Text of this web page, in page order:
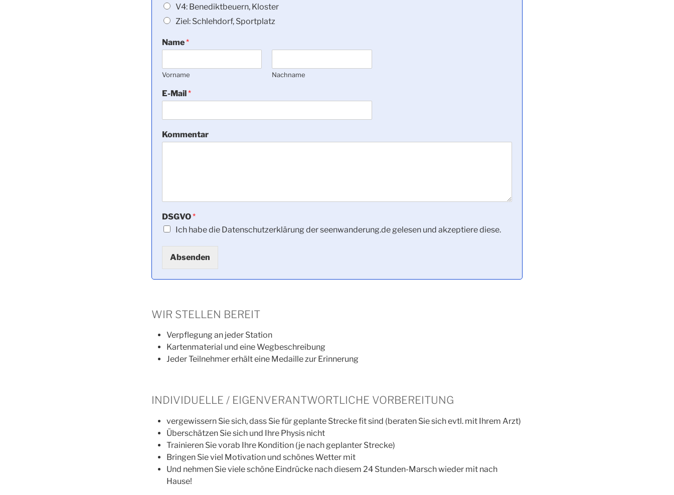
V4: Benediktbeuern, Kloster
Ziel: Schlehdorf, Sportplatz
Name*
Vorname Nachname
E-Mail*
Kommentar
DSGVO*
Ich habe die Datenschutzerklärung der seenwanderung.de gelesen und akzeptiere diese.
Absenden
WIR STELLEN BEREIT
Verpflegung an jeder Station
Kartenmaterial und eine Wegbeschreibung
Jeder Teilnehmer erhält eine Medaille zur Erinnerung
INDIVIDUELLE / EIGENVERANTWORTLICHE VORBEREITUNG
vergewissern Sie sich, dass Sie für geplante Strecke fit sind (beraten Sie sich evtl. mit Ihrem Arzt)
Überschätzen Sie sich und Ihre Physis nicht
Trainieren Sie vorab Ihre Kondition (je nach geplanter Strecke)
Bringen Sie viel Motivation und schönes Wetter mit
Und nehmen Sie viele schöne Eindrücke nach diesem 24 Stunden-Marsch wieder mit nach
Hause!